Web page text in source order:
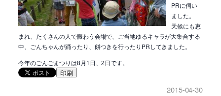
PRに伺い
ました。
天候にも恵
まれ、たくさんの人で賑わう会場で、ご当地ゆるキャラが大集合する
中、ごんちゃんが踊ったり、餅つきを行ったりPRしてきました。
今年のごんごまつりは8月1日、2日です。
印刷
2015-04-30